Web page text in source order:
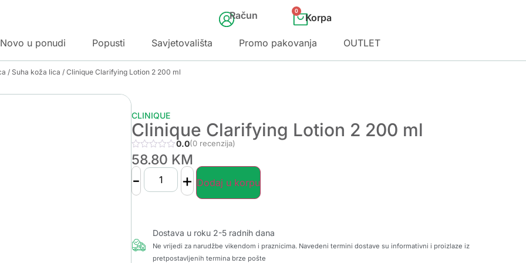
Račun 0
Novo u ponudi Popusti Savjetovališta Promo pakovanja OUTLET
/ Suha koža lica / Clinique Clarifying Lotion 2 200 ml
CLINIQUE
Clinique Clarifying Lotion 2 200 ml
0.0(0 recenzija)
58.80 KM
- + Dodaj u korpu
Dostava u roku 2-5 radnih dana
Ne vrijedi za narudžbe vikendom i praznicima. Navedeni termini dostave su informativni i proizlaze iz
pretpostavljenih termina brze pošte